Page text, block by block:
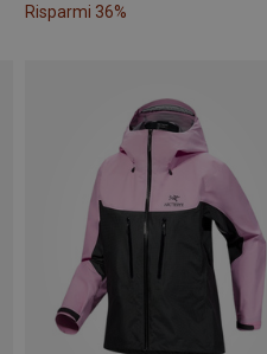
Risparmi 36%